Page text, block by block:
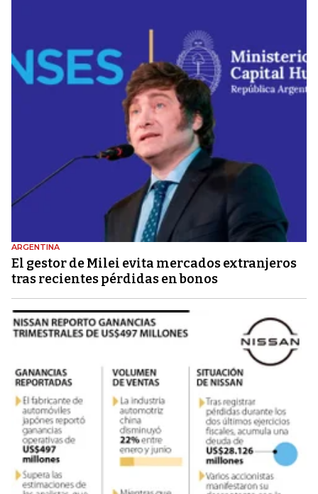
ARGENTINA
El gestor de Milei evita mercados extranjeros
tras recientes pérdidas en bonos